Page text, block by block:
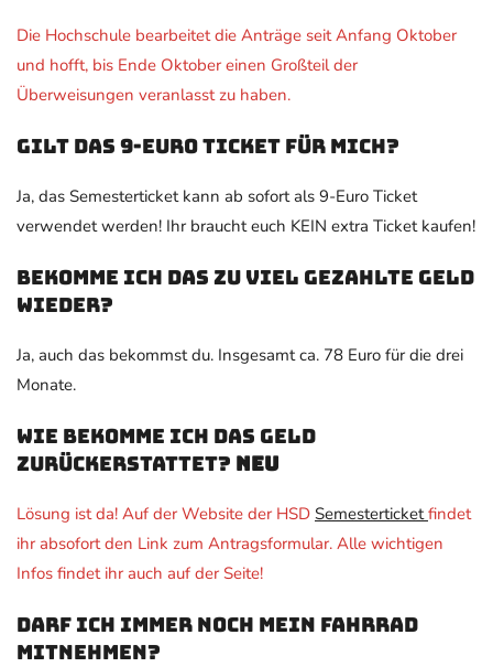
Die Hochschule bearbeitet die Anträge seit Anfang Oktober
und hofft, bis Ende Oktober einen Großteil der
Überweisungen veranlasst zu haben.
Gilt das 9-Euro Ticket für mich?
Ja, das Semesterticket kann ab sofort als 9-Euro Ticket
verwendet werden! Ihr braucht euch KEIN extra Ticket kaufen!
Bekomme ich das zu viel gezahlte Geld
wieder?
Ja, auch das bekommst du. Insgesamt ca. 78 Euro für die drei
Monate.
Wie bekomme ich das Geld
zurückerstattet? NEU
Lösung ist da! Auf der Website der HSD Semesterticketfindet
ihr absofort den Link zum Antragsformular. Alle wichtigen
Infos findet ihr auch auf der Seite!
Darf ich immer noch mein Fahrrad
mitnehmen?